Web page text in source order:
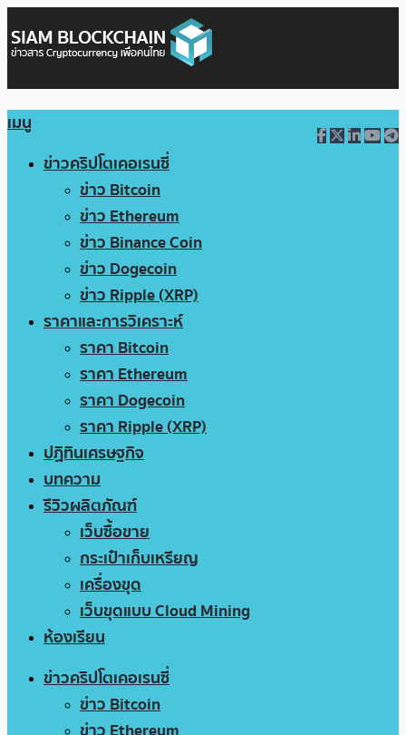
เมนู
ข่าวคริปโตเคอเรนซี่
ข่าว Bitcoin
ข่าว Ethereum
ข่าว Binance Coin
ข่าว Dogecoin
ข่าว Ripple (XRP)
ราคาและการวิเคราะห์
ราคา Bitcoin
ราคา Ethereum
ราคา Dogecoin
ราคา Ripple (XRP)
ปฏิทินเศรษฐกิจ
บทความ
รีวิวผลิตภัณฑ์
เว็บซื้อขาย
กระเป๋าเก็บเหรียญ
เครื่องขุด
เว็บขุดแบบ Cloud Mining
ห้องเรียน
ข่าวคริปโตเคอเรนซี่
ข่าว Bitcoin